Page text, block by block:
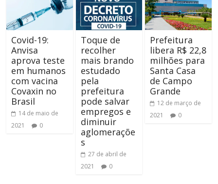
Covid-19:
Anvisa
aprova teste
em humanos
com vacina
Covaxin no
Brasil
14 de maio de
2021
0
Toque de
recolher
mais brando
estudado
pela
prefeitura
pode salvar
empregos e
diminuir
aglomeraçõe
s
27 de abril de
2021
0
Prefeitura
libera R$ 22,8
milhões para
Santa Casa
de Campo
Grande
12 de março de
2021
0